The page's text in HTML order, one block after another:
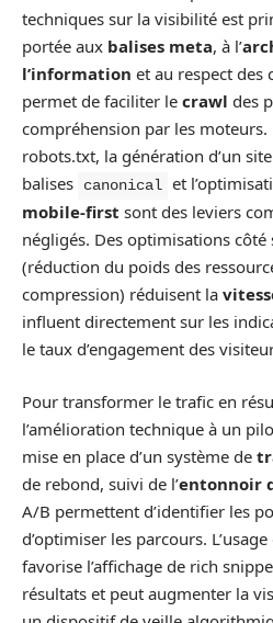
techniques sur la visibilité est
portée aux balises meta, à l’
l’information et au respect des
permet de faciliter le crawl des
compréhension par les moteurs.
robots.txt, la génération d’un
balises
canonical et
mobile-first sont des leviers
négligés. Des optimisations
(réduction du poids des
compression) réduisent la
influent directement sur les
le taux d’engagement des
Pour transformer le trafic en
l’amélioration technique à un
mise en place d’un système de
de rebond, suivi de l’entonnoir
A/B permettent d’identifier les
d’optimiser les parcours. L’usage
favorise l’affichage de rich
résultats et peut augmenter la